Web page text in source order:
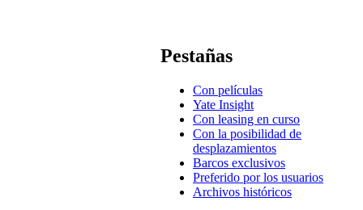
Pestañas
Con películas
Yate Insight
Con leasing en curso
Con la posibilidad de
desplazamientos
Barcos exclusivos
Preferido por los usuarios
Archivos históricos